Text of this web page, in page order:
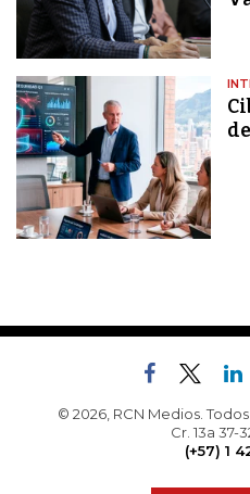
© 2026, RCN Medios.
Cr. 13a 37-
(+57) 1